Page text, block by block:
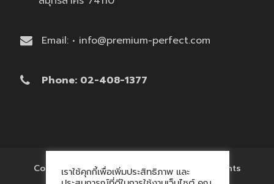
Email: • info@premium-perfect.com
Phone: 02-408-1377
Copyright © 2017 'โรงงานของพรีเมี่ยม' All Rights
Reserved.
เราใช้คุกกี้เพื่อเพิ่มประสิทธิภาพ และ